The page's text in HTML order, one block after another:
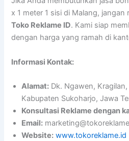
x 1 meter 1 sisi di Malang,
Toko Reklame ID. Kami siap
dengan harga yang ramah di
Informasi Kontak:
Alamat: Dk. Ngawen,
Kabupaten Sukoharjo, Jawa
Konsultasi Reklame dengan
Email:
Website: www.tokoreklame.id